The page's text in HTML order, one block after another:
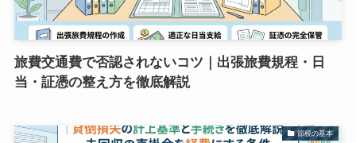
旅費交通費で否認されないコツ｜出張旅費規程・日
当・証憑の整え方を徹底解説
節税の基本